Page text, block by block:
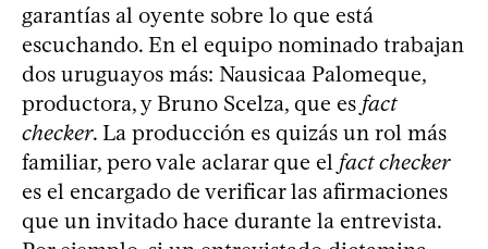
garantías al oyente sobre lo que está
escuchando. En el equipo nominado trabajan
dos uruguayos más: Nausicaa Palomeque,
productora, y Bruno Scelza, que es fact
checker. La producción es quizás un rol más
familiar, pero vale aclarar que el fact checker
es el encargado de verificar las afirmaciones
que un invitado hace durante la entrevista.